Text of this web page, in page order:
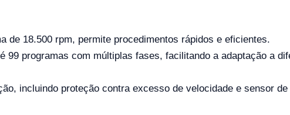
de 18.500 rpm, permite procedimentos rápidos e eficientes.
99 programas com múltiplas fases, facilitando a adaptação a
incluindo proteção contra excesso de velocidade e sensor de